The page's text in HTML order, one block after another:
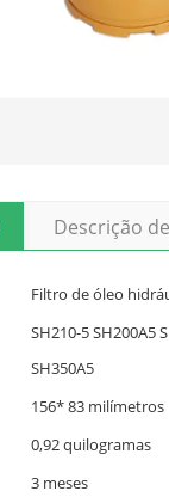
Descrição
Filtro de óleo
SH210-5 SH200A5
SH350A5
156* 83 milímetros
0,92 quilogramas
3 meses